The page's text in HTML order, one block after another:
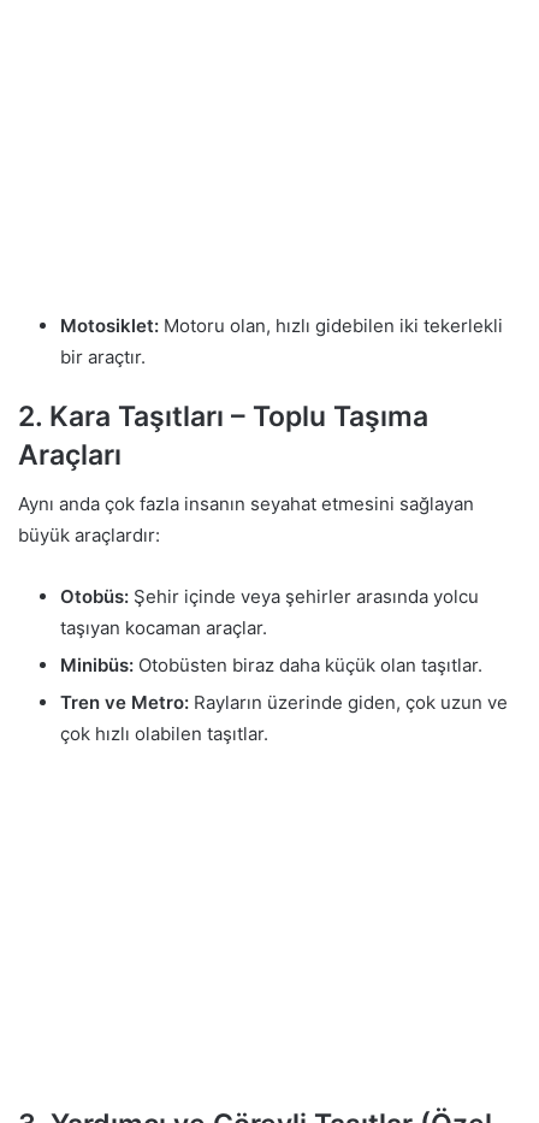
Motosiklet: Motoru olan, hızlı gidebilen iki tekerlekli
bir araçtır.
2. Kara Taşıtları – Toplu Taşıma
Araçları
Aynı anda çok fazla insanın seyahat etmesini sağlayan
büyük araçlardır:
Otobüs: Şehir içinde veya şehirler arasında yolcu
taşıyan kocaman araçlar.
Minibüs: Otobüsten biraz daha küçük olan taşıtlar.
Tren ve Metro: Rayların üzerinde giden, çok uzun ve
çok hızlı olabilen taşıtlar.